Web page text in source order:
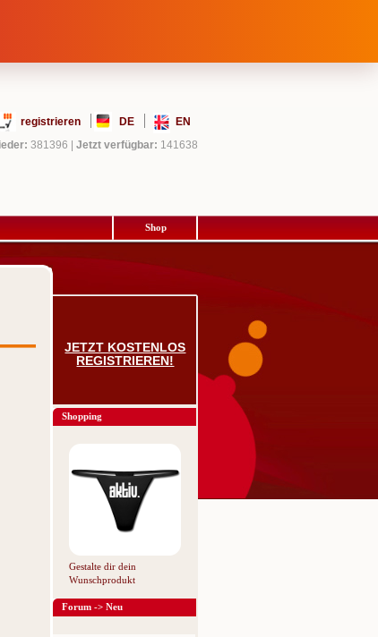
registrieren DE
EN
381396 Jetzt verfügbar: 141638
Shop
JETZT KOSTENLOS
REGISTRIEREN!
Shopping
Gestalte dir dein
Wunschprodukt
Forum -> Neu